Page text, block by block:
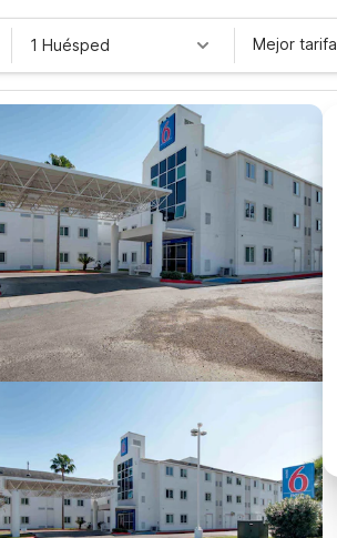
1 Huésped Mejor tarifa